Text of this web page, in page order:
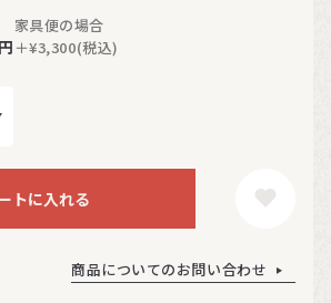
円
家具便の場合
＋¥3,300(税込)
トに入れる
商品についてのお問い合わせ